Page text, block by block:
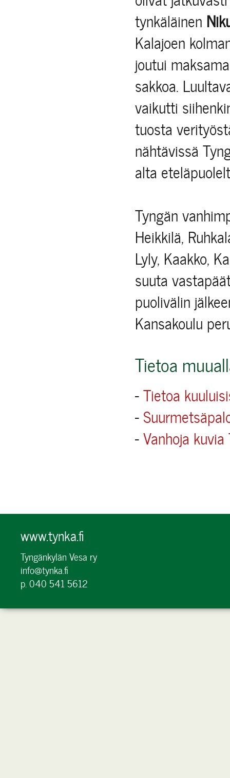
tynkäläinen
Kalajoen
joutui
sakkoa.
vaikutti
tuosta
nähtävissä
alta
Tyngän
Heikkilä,
Lyly, Kaakko,
suuta
puolivälin
Kansakoulu
Tietoa
-Tietoa
-
-Vanhoja
www.tynka.fi
Tyngänkylän Vesa ry
info@tynka.fi
p. 040 541 5612